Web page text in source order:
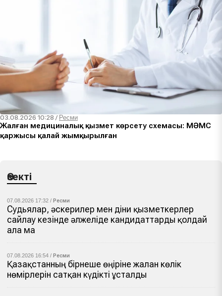
03.08.2026 10:28 / Ресми
Жалған медициналық қызмет көрсету схемасы: МӘМС
қаржысы қалай жымқырылған
Өзекті
07.08.2026 17:32 / Ресми
Судьялар, әскерилер мен діни қызметкерлер
сайлау кезінде әлжеліде кандидаттарды қолдай
ала ма
07.08.2026 16:54 / Ресми
Қазақстанның бірнеше өңіріне жалған көлік
нөмірлерін сатқан күдікті ұсталды